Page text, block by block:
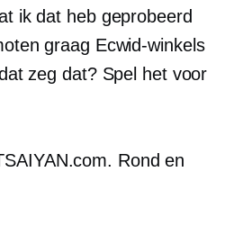
ik dat heb geprobeerd
graag Ecwid-winkels
zeg dat? Spel het voor
Rond en